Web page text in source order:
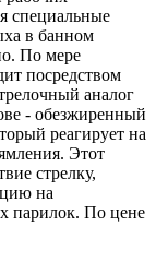
специальные
в банном
По мере
посредством
аналог
- обезжиренный
реагирует на
Этот
стрелку,
на
парилок. По цене